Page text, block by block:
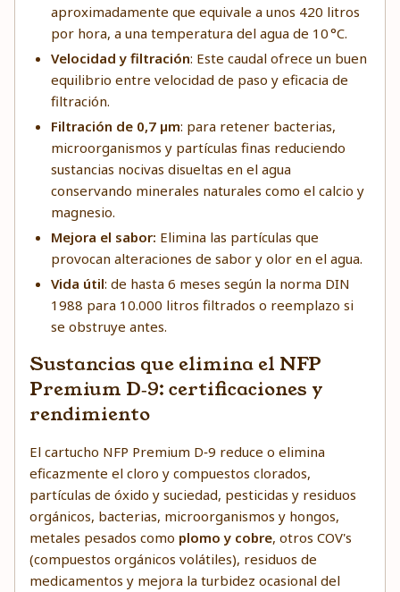
aproximadamente que equivale a unos 420 litros
por hora, a una temperatura del agua de 10 °C.
Velocidad y filtración: Este caudal ofrece un buen
equilibrio entre velocidad de paso y eficacia de
filtración.
Filtración de 0,7 µm: para retener bacterias,
microorganismos y partículas finas reduciendo
sustancias nocivas disueltas en el agua
conservando minerales naturales como el calcio y
magnesio.
Mejora el sabor: Elimina las partículas que
provocan alteraciones de sabor y olor en el agua.
Vida útil: de hasta 6 meses según la norma DIN
1988 para 10.000 litros filtrados o reemplazo si
se obstruye antes.
Sustancias que elimina el NFP
Premium D‑9: certificaciones y
rendimiento
El cartucho NFP Premium D‑9 reduce o elimina
eficazmente el cloro y compuestos clorados,
partículas de óxido y suciedad, pesticidas y residuos
orgánicos, bacterias, microorganismos y hongos,
metales pesados como plomo y cobre, otros COV's
(compuestos orgánicos volátiles), residuos de
medicamentos y mejora la turbidez ocasional del